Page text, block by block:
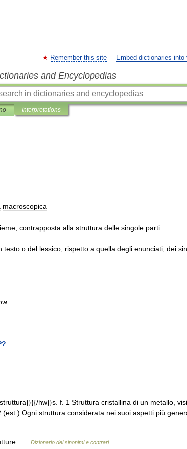
Remember this site Embed dictionaries into
and Encyclopedias
Interpretations
macroscopica
contrapposta alla struttura delle singole parti
testo o del lessico rispetto a quella degli enunciati dei
hw}}s. f. 1 Struttura cristallina di un metallo,
Ogni struttura considerata nei suoi aspetti più
… Dizionario dei sinonimi e contrari